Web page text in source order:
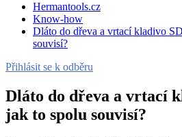
Hermantools.cz
Know-how
Dláto do dřeva a vrtací kladivo
souvisí?
Přihlásit se k odběru
Dláto do dřeva a vrtací
jak to spolu souvisí?